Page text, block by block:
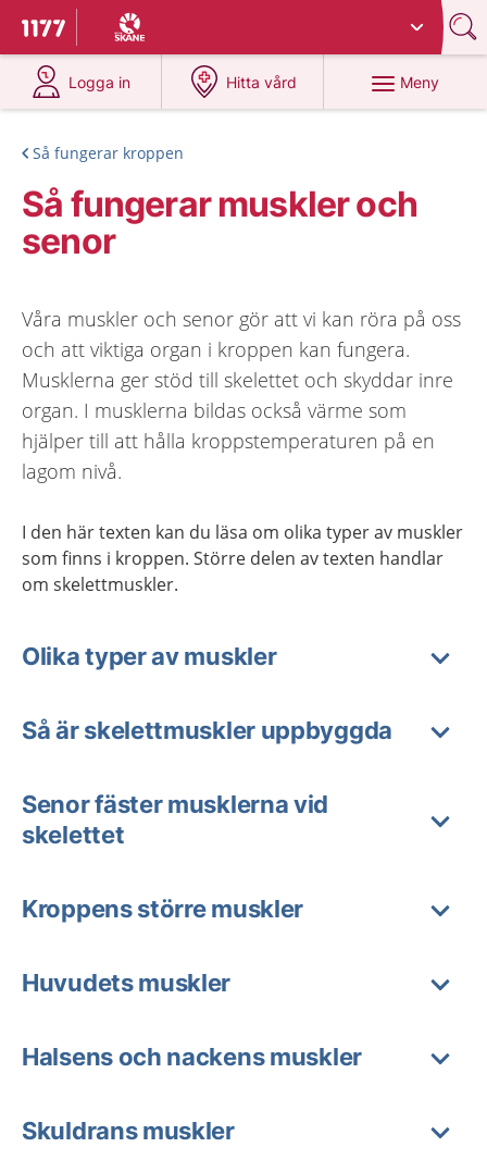
Till startsidan för 1177
Du har valt region
Logga in
på 1177.se
Hitta vård
på 1177.se
Meny
Så fungerar kroppen
Så fungerar muskler och
senor
Våra muskler och senor gör att vi kan röra på oss
och att viktiga organ i kroppen kan fungera.
Musklerna ger stöd till skelettet och skyddar inre
organ. I musklerna bildas också värme som
hjälper till att hålla kroppstemperaturen på en
lagom nivå.
I den här texten kan du läsa om olika typer av muskler
som finns i kroppen. Större delen av texten handlar
om skelettmuskler.
Olika typer av muskler
Så är skelettmuskler uppbyggda
Senor fäster musklerna vid
skelettet
Kroppens större muskler
Huvudets muskler
Halsens och nackens muskler
Skuldrans muskler